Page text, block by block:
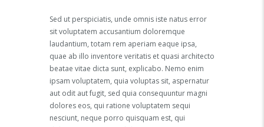
Sed ut perspiciatis, unde omnis iste natus error
sit voluptatem accusantium doloremque
laudantium, totam rem aperiam eaque ipsa,
quae ab illo inventore veritatis et quasi architecto
beatae vitae dicta sunt, explicabo. Nemo enim
ipsam voluptatem, quia voluptas sit, aspernatur
aut odit aut fugit, sed quia consequuntur magni
dolores eos, qui ratione voluptatem sequi
nesciunt, neque porro quisquam est, qui